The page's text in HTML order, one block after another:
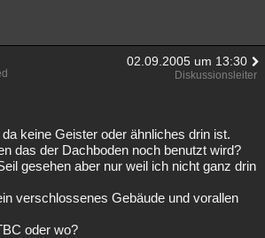
02.09.2005 um 13:30
Diskussionsleiter
keine Geister oder ähnliches drin ist.
das der Dachboden noch benutzt wird?
gesehen aber nur weil ich nicht ganz drin
verschlossenes Gebäude und vorallen
oder wo?